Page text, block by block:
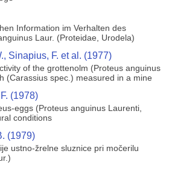
Information im Verhalten des
Laur. (Proteidae, Urodela)
Sinapius, F. et al. (1977)
of the grottenolm (Proteus anguinus
(Carassius spec.) measured in a mine
(1978)
eggs (Proteus anguinus Laurenti,
conditions
(1979)
ustno-žrelne sluznice pri močerilu